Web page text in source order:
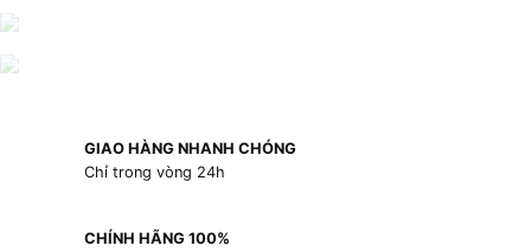
GIAO HÀNG NHANH CHÓNG
Chỉ trong vòng 24h
CHÍNH HÃNG 100%